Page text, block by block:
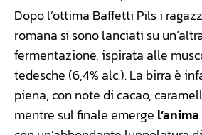
Dopo l’ottima Baffetti Pils i
romana si sono lanciati su
fermentazione, ispirata alle
tedesche (6,4% alc.). La birra è
piena, con note di cacao,
mentre sul finale emerge